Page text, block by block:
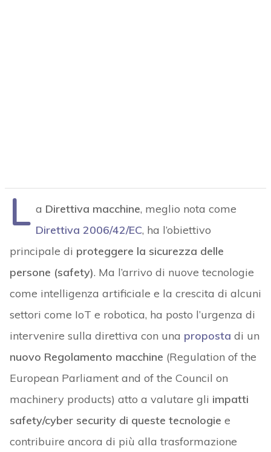
L a Direttiva macchine, meglio nota come
Direttiva 2006/42/EC, ha l’obiettivo
principale di proteggere la sicurezza delle
persone (safety). Ma l’arrivo di nuove tecnologie
come intelligenza artificiale e la crescita di alcuni
settori come IoT e robotica, ha posto l’urgenza di
intervenire sulla direttiva con una proposta di un
nuovo Regolamento macchine (Regulation of the
European Parliament and of the Council on
machinery products) atto a valutare gli impatti
safety/cyber security di queste tecnologie e
contribuire ancora di più alla trasformazione